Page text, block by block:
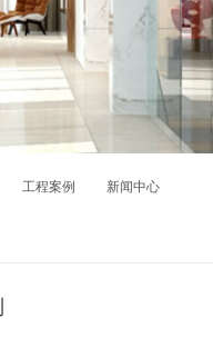
工程案例 新闻中心